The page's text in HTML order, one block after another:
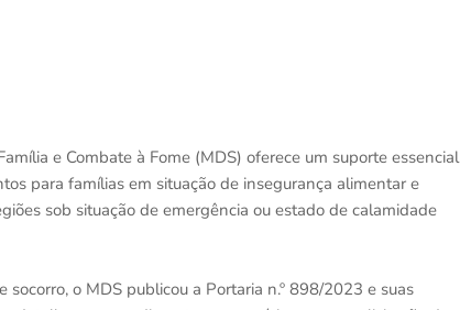
e Combate à Fome (MDS) oferece um suporte essencial
para famílias em situação de insegurança alimentar e
sob situação de emergência ou estado de calamidade
o MDS publicou a Portaria n.º 898/2023 e suas